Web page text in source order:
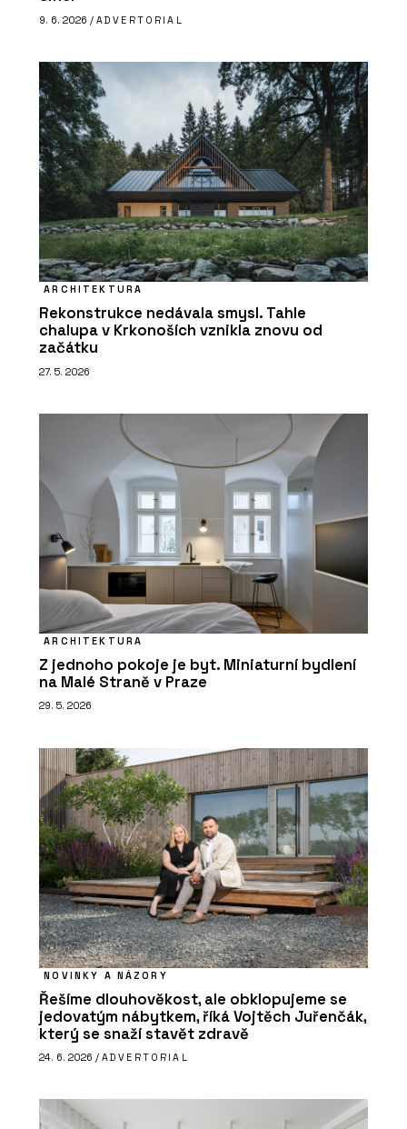
9. 6. 2026 / ADVERTORIAL
ARCHITEKTURA
Rekonstrukce nedávala smysl. Tahle
chalupa v Krkonoších vznikla znovu od
začátku
27. 5. 2026
ARCHITEKTURA
Z jednoho pokoje je byt. Miniaturní bydlení
na Malé Straně v Praze
29. 5. 2026
NOVINKY A NÁZORY
Řešíme dlouhověkost, ale obklopujeme se
jedovatým nábytkem, říká Vojtěch Juřenčák,
který se snaží stavět zdravě
24. 6. 2026 / ADVERTORIAL